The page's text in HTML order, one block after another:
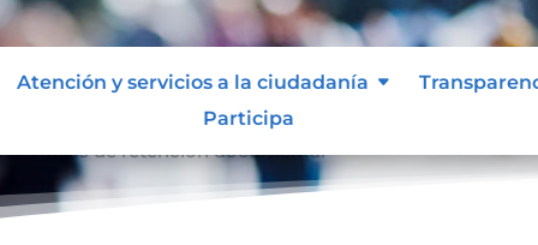
Atención y servicios a la ciudadanía
Participa